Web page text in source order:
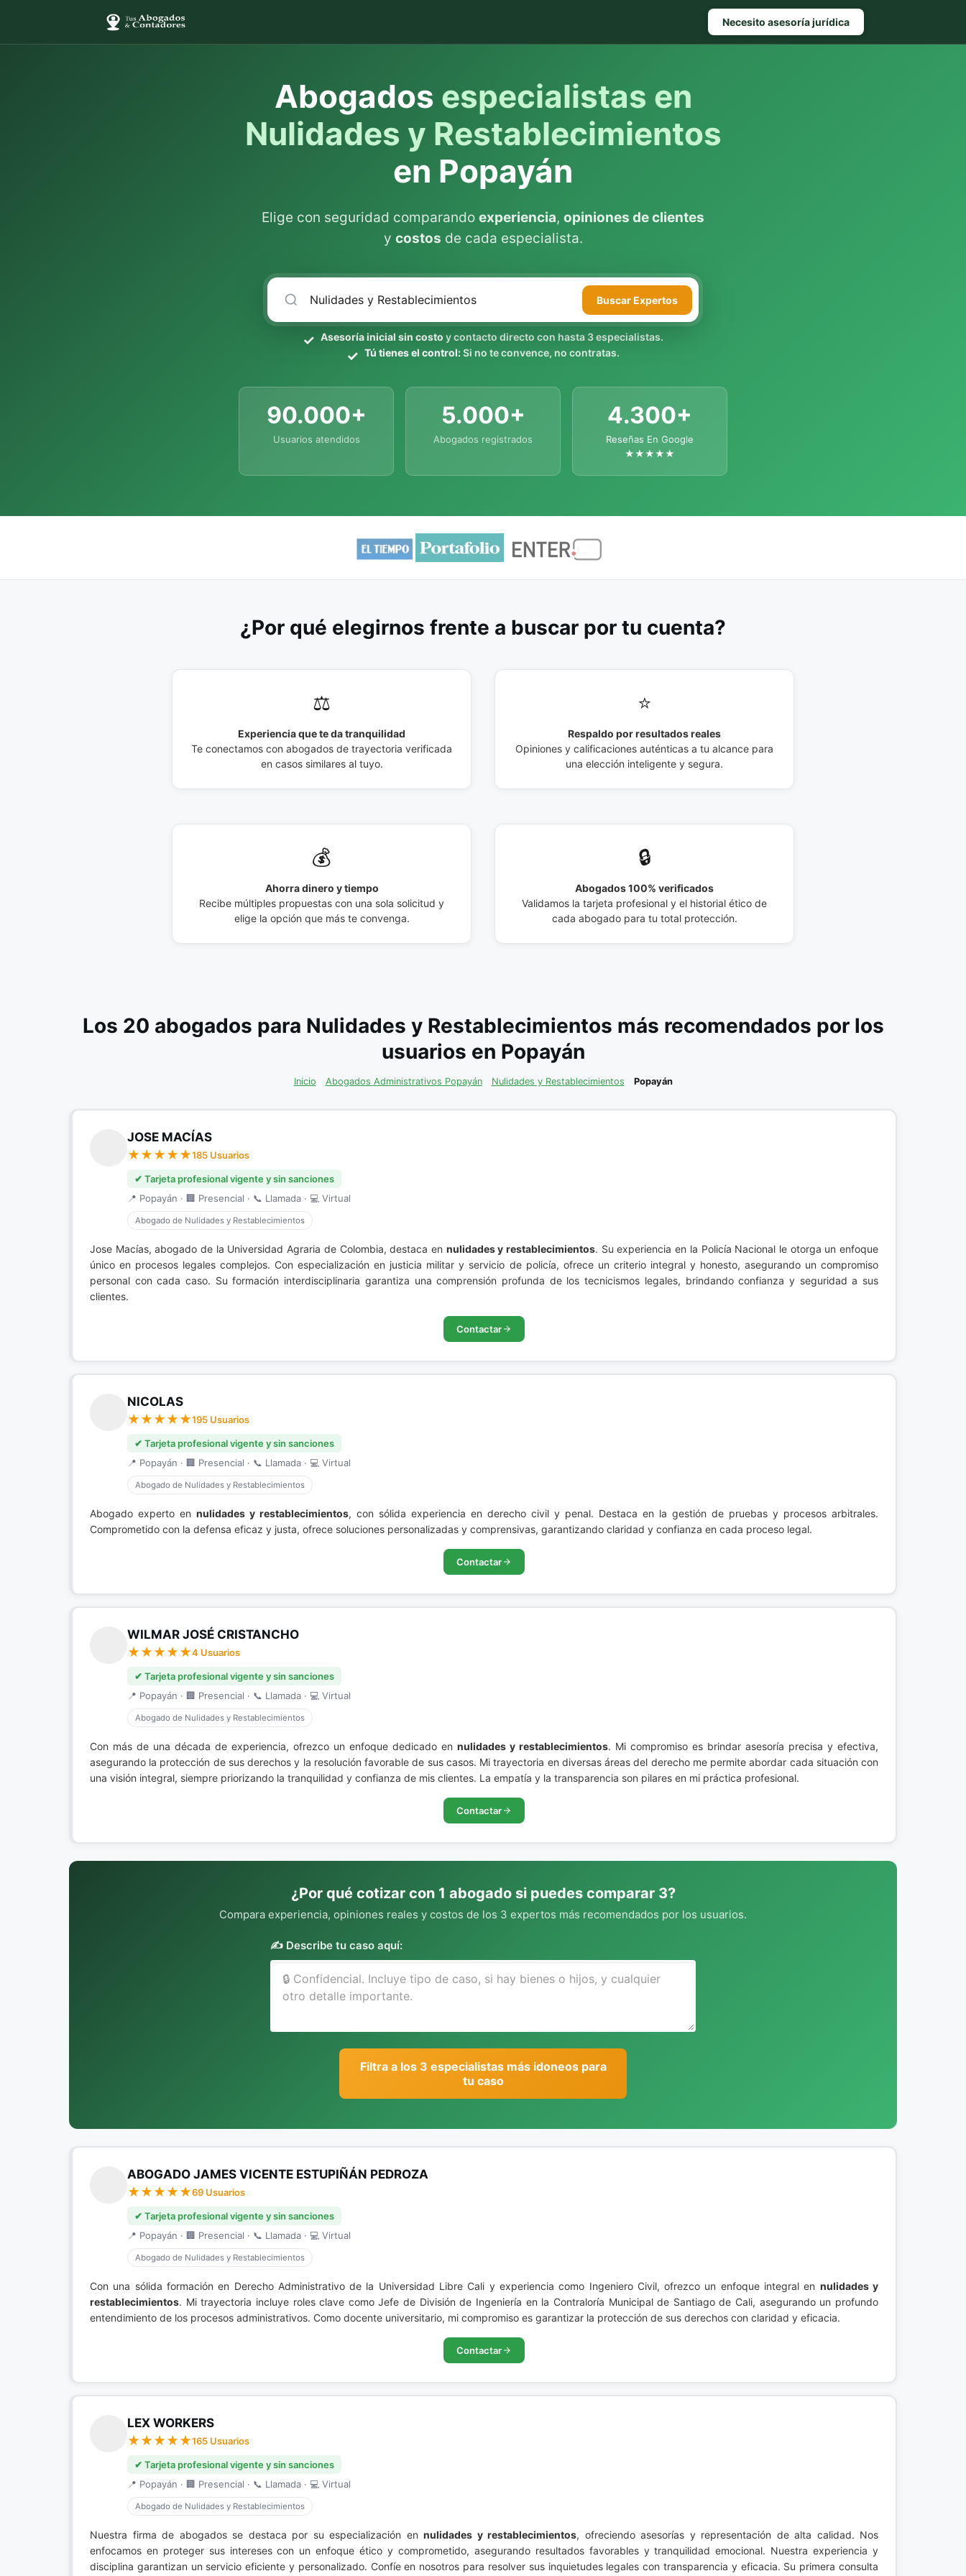
Necesito asesoría jurídica
Abogados especialistas en
Nulidades y Restablecimientos
en Popayán
Elige con seguridad comparando experiencia, opiniones de clientes
y costos de cada especialista.
BuscarExpertos
Asesoría inicial sin costo y contacto directo con hasta 3 especialistas.
Tú tienes el control:Si no te convence, no contratas.
90.000+
Usuarios atendidos
5.000+
Abogados registrados
4.300+
Reseñas En Google
★★★★★
¿Por qué elegirnos frente a buscar por tu cuenta?
⚖️
Experiencia que te da tranquilidad
Te conectamos con abogados de trayectoria verificada
en casos similares al tuyo.
⭐
Respaldo por resultados reales
Opiniones y calificaciones auténticas a tu alcance para
una elección inteligente y segura.
💰
Ahorra dinero y tiempo
Recibe múltiples propuestas con una sola solicitud y
elige la opción que más te convenga.
🔒
Abogados 100% verificados
Validamos la tarjeta profesional y el historial ético de
cada abogado para tu total protección.
Los 20 abogados para Nulidades y Restablecimientos más recomendados por los
usuarios en Popayán
Inicio Abogados Administrativos Popayán Nulidades y Restablecimientos Popayán
JOSE MACÍAS
185 Usuarios
✔ Tarjeta profesional vigente y sin sanciones
📍 Popayán · 🏢 Presencial · 📞 Llamada · 💻 Virtual
Abogado de Nulidades y Restablecimientos
Jose Macías, abogado de la Universidad Agraria de Colombia, destaca en nulidades y restablecimientos. Su experiencia en la Policía Nacional le otorga un enfoque
único en procesos legales complejos. Con especialización en justicia militar y servicio de policía, ofrece un criterio integral y honesto, asegurando un compromiso
personal con cada caso. Su formación interdisciplinaria garantiza una comprensión profunda de los tecnicismos legales, brindando confianza y seguridad a sus
clientes.
Contactar
NICOLAS
195 Usuarios
✔ Tarjeta profesional vigente y sin sanciones
📍 Popayán · 🏢 Presencial · 📞 Llamada · 💻 Virtual
Abogado de Nulidades y Restablecimientos
Abogado experto en nulidades y restablecimientos, con sólida experiencia en derecho civil y penal. Destaca en la gestión de pruebas y procesos arbitrales.
Comprometido con la defensa eficaz y justa, ofrece soluciones personalizadas y comprensivas, garantizando claridad y confianza en cada proceso legal.
Contactar
WILMAR JOSÉ CRISTANCHO
4 Usuarios
✔ Tarjeta profesional vigente y sin sanciones
📍 Popayán · 🏢 Presencial · 📞 Llamada · 💻 Virtual
Abogado de Nulidades y Restablecimientos
Con más de una década de experiencia, ofrezco un enfoque dedicado en nulidades y restablecimientos. Mi compromiso es brindar asesoría precisa y efectiva,
asegurando la protección de sus derechos y la resolución favorable de sus casos. Mi trayectoria en diversas áreas del derecho me permite abordar cada situación con
una visión integral, siempre priorizando la tranquilidad y confianza de mis clientes. La empatía y la transparencia son pilares en mi práctica profesional.
Contactar
¿Por qué cotizar con 1 abogado si puedes comparar 3?
Compara experiencia, opiniones reales y costos de los 3 expertos más recomendados por los usuarios.
✍️ Describe tu caso aquí:
Filtra a los 3 especialistas más idoneos para
tu caso
ABOGADO JAMES VICENTE ESTUPIÑÁN PEDROZA
69 Usuarios
✔ Tarjeta profesional vigente y sin sanciones
📍 Popayán · 🏢 Presencial · 📞 Llamada · 💻 Virtual
Abogado de Nulidades y Restablecimientos
Con una sólida formación en Derecho Administrativo de la Universidad Libre Cali y experiencia como Ingeniero Civil, ofrezco un enfoque integral en nulidades y
restablecimientos. Mi trayectoria incluye roles clave como Jefe de División de Ingeniería en la Contraloría Municipal de Santiago de Cali, asegurando un profundo
entendimiento de los procesos administrativos. Como docente universitario, mi compromiso es garantizar la protección de sus derechos con claridad y eficacia.
Contactar
LEX WORKERS
165 Usuarios
✔ Tarjeta profesional vigente y sin sanciones
📍 Popayán · 🏢 Presencial · 📞 Llamada · 💻 Virtual
Abogado de Nulidades y Restablecimientos
Nuestra firma de abogados se destaca por su especialización en nulidades y restablecimientos, ofreciendo asesorías y representación de alta calidad. Nos
enfocamos en proteger sus intereses con un enfoque ético y comprometido, asegurando resultados favorables y tranquilidad emocional. Nuestra experiencia y
disciplina garantizan un servicio eficiente y personalizado. Confíe en nosotros para resolver sus inquietudes legales con transparencia y eficacia. Su primera consulta